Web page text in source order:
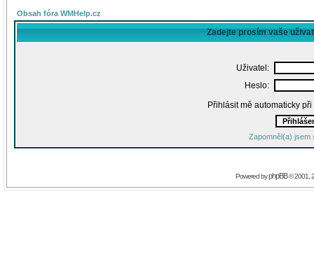
Obsah fóra WMHelp.cz
Zadejte prosím vaše
Uživatel:
Heslo:
Přihlásit mě automaticky
Zapomněl(a) jsem
Powered byphpBB© 2001,